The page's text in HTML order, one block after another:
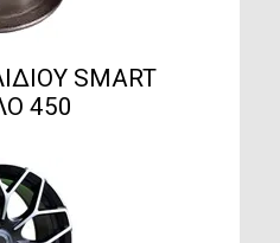
SMART
450